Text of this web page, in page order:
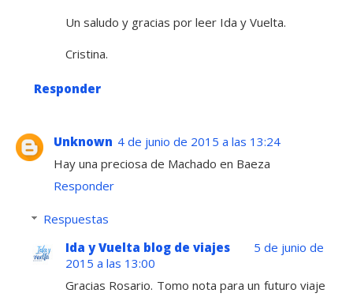
Un saludo y gracias por leer Ida y Vuelta.
Cristina.
Responder
Unknown 4 de junio de 2015 a las 13:24
Hay una preciosa de Machado en Baeza
Responder
Respuestas
Ida y Vuelta blog de viajes
5 de junio de
2015 a las 13:00
Gracias Rosario. Tomo nota para un futuro viaje